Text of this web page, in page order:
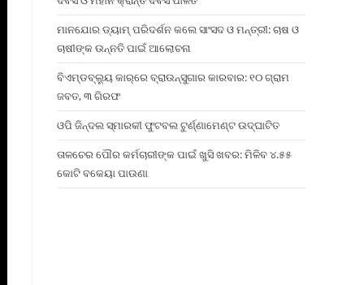
ମାନଯୋର ଡ୍ୟାମ୍ ପରିଦର୍ଶନ କଲେ ସାଂସଦ ଓ ମନ୍ତ୍ରୀ: ଚାଷ ଓ
ଚାଷୀଙ୍କ ଉନ୍ନତି ପାଇଁ ଆଲୋଚନା
ବିଏମ୍‌ଡବ୍ଲ୍ୟୁ କାର୍‌ରେ ବ୍ରାଉନ୍‌ସୁଗାର କାରବାର: ୧୦ ଗ୍ରାମ
ଜବତ, ୩ ଗିରଫ
ଓପି ଜିନ୍ଦଲ ସ୍ମାରକୀ ଫୁଟବଲ ଟୁର୍ଣ୍ଣାମେଣ୍ଟ ଉଦ୍ଘାଟିତ
ତାଳଚେର ପୌର କର୍ମଚାରୀଙ୍କ ପାଇଁ ଖୁସି ଖବର: ମିଳିବ ୪.୫୫
କୋଟି ବକେୟା ପାଉଣା